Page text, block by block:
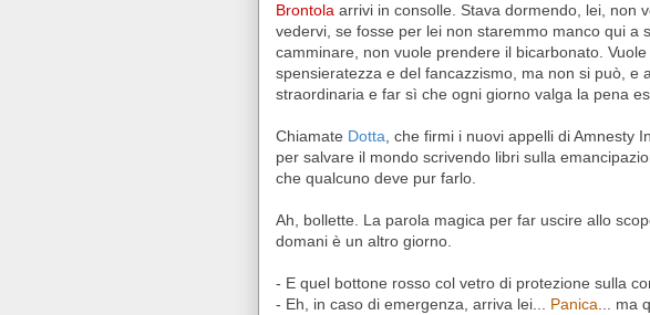
Brontola arrivi in consolle. Stava dormendo, lei, non
vedervi, se fosse per lei non staremmo manco qui a
camminare, non vuole prendere il bicarbonato.
spensieratezza e del fancazzismo, ma non si può, e
straordinaria e far sì che ogni giorno valga la pena
Chiamate Dotta , che firmi i nuovi appelli di Amnesty
per salvare il mondo scrivendo libri sulla
che qualcuno deve pur farlo.
Ah, bollette. La parola magica per far uscire allo
domani è un altro giorno.
- E quel bottone rosso col vetro di protezione sulla
- Eh, in caso di emergenza, arriva lei... Panica ... ma